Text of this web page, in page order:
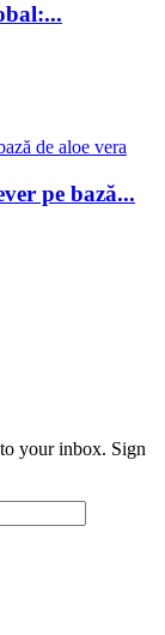
pe bază...
your inbox. Sign